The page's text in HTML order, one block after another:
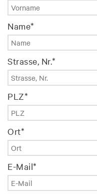
Name*
Strasse, Nr.*
PLZ*
Ort*
E-Mail*